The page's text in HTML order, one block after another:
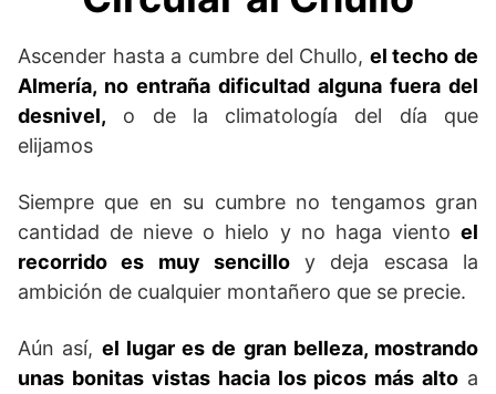
Ascender hasta a cumbre del Chullo, el techo de
Almería, no entraña dificultad alguna fuera del
desnivel, o de la climatología del día que
elijamos
Siempre que en su cumbre no tengamos gran
cantidad de nieve o hielo y no haga viento el
recorrido es muy sencillo y deja escasa la
ambición de cualquier montañero que se precie.
Aún así, el lugar es de gran belleza, mostrando
unas bonitas vistas hacia los picos más alto a